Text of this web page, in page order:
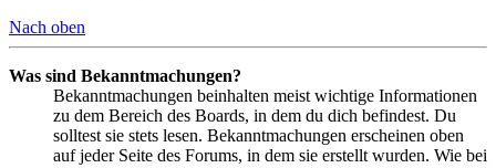
Nach oben
Was sind Bekanntmachungen?
Bekanntmachungen beinhalten meist wichtige Informationen
zu dem Bereich des Boards, in dem du dich befindest. Du
solltest sie stets lesen. Bekanntmachungen erscheinen oben
auf jeder Seite des Forums, in dem sie erstellt wurden. Wie bei